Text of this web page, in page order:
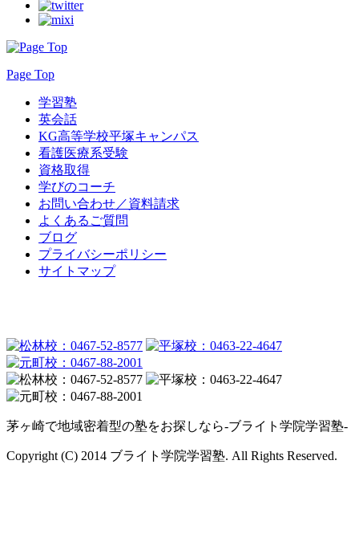
Page Top
学習塾
英会話
KG高等学校平塚キャンパス
看護医療系受験
資格取得
学びのコーチ
お問い合わせ／資料請求
よくあるご質問
ブログ
プライバシーポリシー
サイトマップ
茅ヶ崎で地域密着型の塾をお探しなら-ブライト学院学習塾-
Copyright (C) 2014 ブライト学院学習塾. All Rights Reserved.